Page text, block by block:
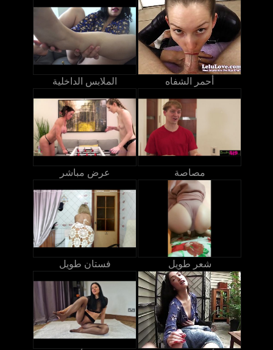
الملابس الداخلية أحمر الشفاه
عرض مباشر مصاصة
فستان طويل شعر طويل